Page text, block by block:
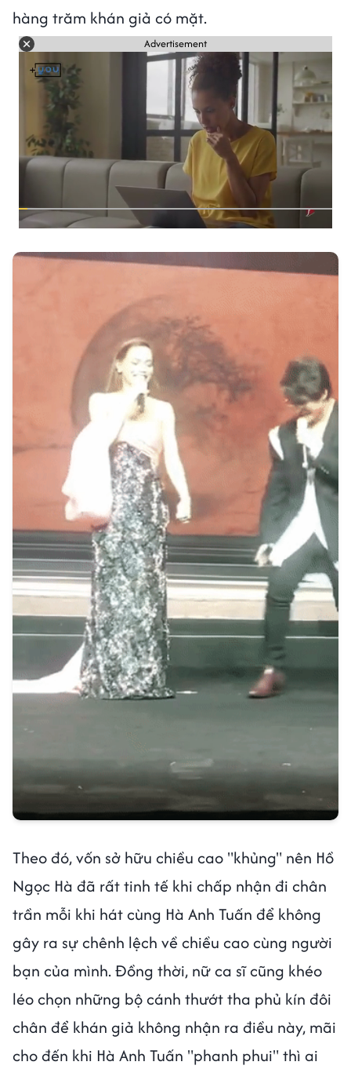
hàng trăm khán giả có mặt.
Advertisement
Theo đó, vốn sở hữu chiều cao "khủng" nên Hồ
Ngọc Hà đã rất tinh tế khi chấp nhận đi chân
trần mỗi khi hát cùng Hà Anh Tuấn để không
gây ra sự chênh lệch về chiều cao cùng người
bạn của mình. Đồng thời, nữ ca sĩ cũng khéo
léo chọn những bộ cánh thướt tha phủ kín đôi
chân để khán giả không nhận ra điều này, mãi
cho đến khi Hà Anh Tuấn "phanh phui" thì ai